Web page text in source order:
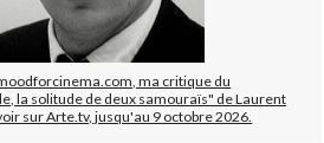
ma critique du
la solitude de deux samouraïs" de Laurent
sur Arte.tv, jusqu'au 9 octobre 2026.